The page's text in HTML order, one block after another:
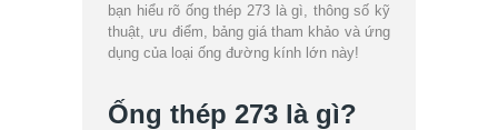
bạn hiểu rõ ống thép 273 là gì, thông số kỹ
thuật, ưu điểm, bảng giá tham khảo và ứng
dụng của loại ống đường kính lớn này!
Ống thép 273 là gì?